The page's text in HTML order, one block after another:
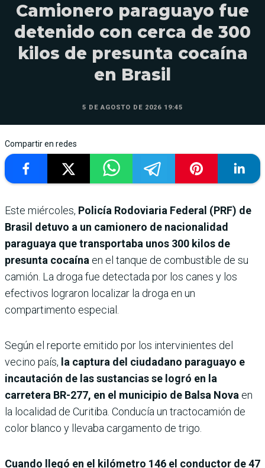
Camionero paraguayo fue
detenido con cerca de 300
kilos de presunta cocaína
en Brasil
5 DE AGOSTO DE 2026 19:45
Compartir en redes
Este miércoles, Policía Rodoviaria Federal (PRF) de
Brasil detuvo a un camionero de nacionalidad
paraguaya que transportaba unos 300 kilos de
presunta cocaína en el tanque de combustible de su
camión. La droga fue detectada por los canes y los
efectivos lograron localizar la droga en un
compartimento especial.
Según el reporte emitido por los intervinientes del
vecino país, la captura del ciudadano paraguayo e
incautación de las sustancias se logró en la
carretera BR-277, en el municipio de Balsa Nova en
la localidad de Curitiba. Conducía un tractocamión de
color blanco y llevaba cargamento de trigo.
Cuando llegó en el kilómetro 146 el conductor de 47